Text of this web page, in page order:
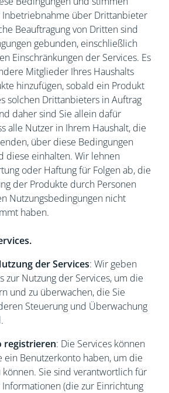
Inbetriebnahme über Drittanbieter
Beauftragung von Dritten sind
gebunden, einschließlich
Einschränkungen der Services. Es
Mitglieder Ihres Haushalts
hinzufügen, sobald ein Produkt
solchen Drittanbieters in Auftrag
daher sind Sie allein dafür
alle Nutzer in Ihrem Haushalt, die
über diese Bedingungen
diese einhalten. Wir lehnen
oder Haftung für Folgen ab, die
der Produkte durch Personen
Nutzungsbedingungen nicht
haben.
der Services: Wir geben
zur Nutzung der Services, um die
und zu überwachen, die Sie
Steuerung und Überwachung
registrieren: Die Services können
ein Benutzerkonto haben, um die
können. Sie sind verantwortlich für
(die zur Einrichtung